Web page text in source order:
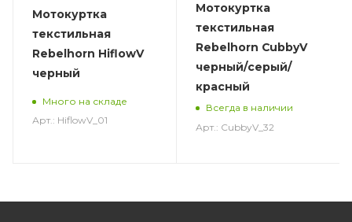
Мотокуртка
текстильная
Rebelhorn HiflowV
черный
Много на складе
Арт.: HiflowV_01
Мотокуртка
текстильная
Rebelhorn CubbyV
черный/серый/
красный
Всегда в наличии
Арт.: CubbyV_32